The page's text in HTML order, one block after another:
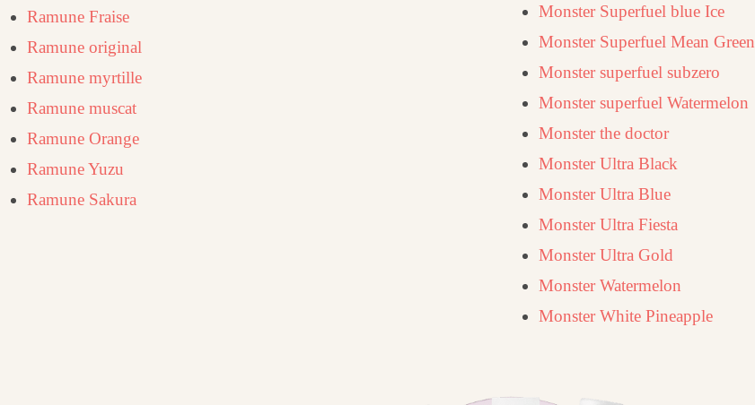
Ramune Fraise
Ramune original
Ramune myrtille
Ramune muscat
Ramune Orange
Ramune Yuzu
Ramune Sakura
Monster Superfuel blue Ice
Monster Superfuel Mean Green
Monster superfuel subzero
Monster superfuel Watermelon
Monster the doctor
Monster Ultra Black
Monster Ultra Blue
Monster Ultra Fiesta
Monster Ultra Gold
Monster Watermelon
Monster White Pineapple